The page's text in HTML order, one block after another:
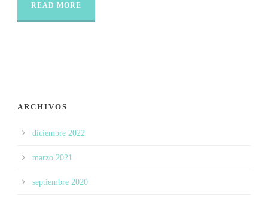
READ MORE
ARCHIVOS
diciembre 2022
marzo 2021
septiembre 2020